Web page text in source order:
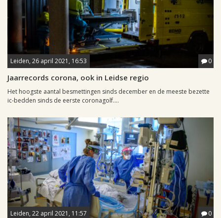
Leiden, 26 april 2021, 16:53 0
Jaarrecords corona, ook in Leidse regio
Het hoogste aantal besmettingen sinds december en de meeste bezette
ic-bedden sinds de eerste coronagolf....
Leiden, 22 april 2021, 11:57 0